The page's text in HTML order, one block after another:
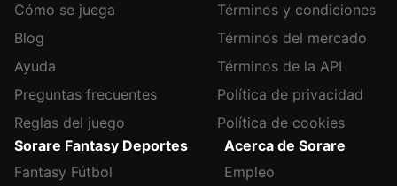
Cómo se juega
Blog
Ayuda
Preguntas frecuentes
Reglas del juego
Términos y condiciones
Términos del mercado
Términos de la API
Política de privacidad
Política de cookies
Sorare Fantasy Deportes
Fantasy Fútbol
Acerca de Sorare
Empleo